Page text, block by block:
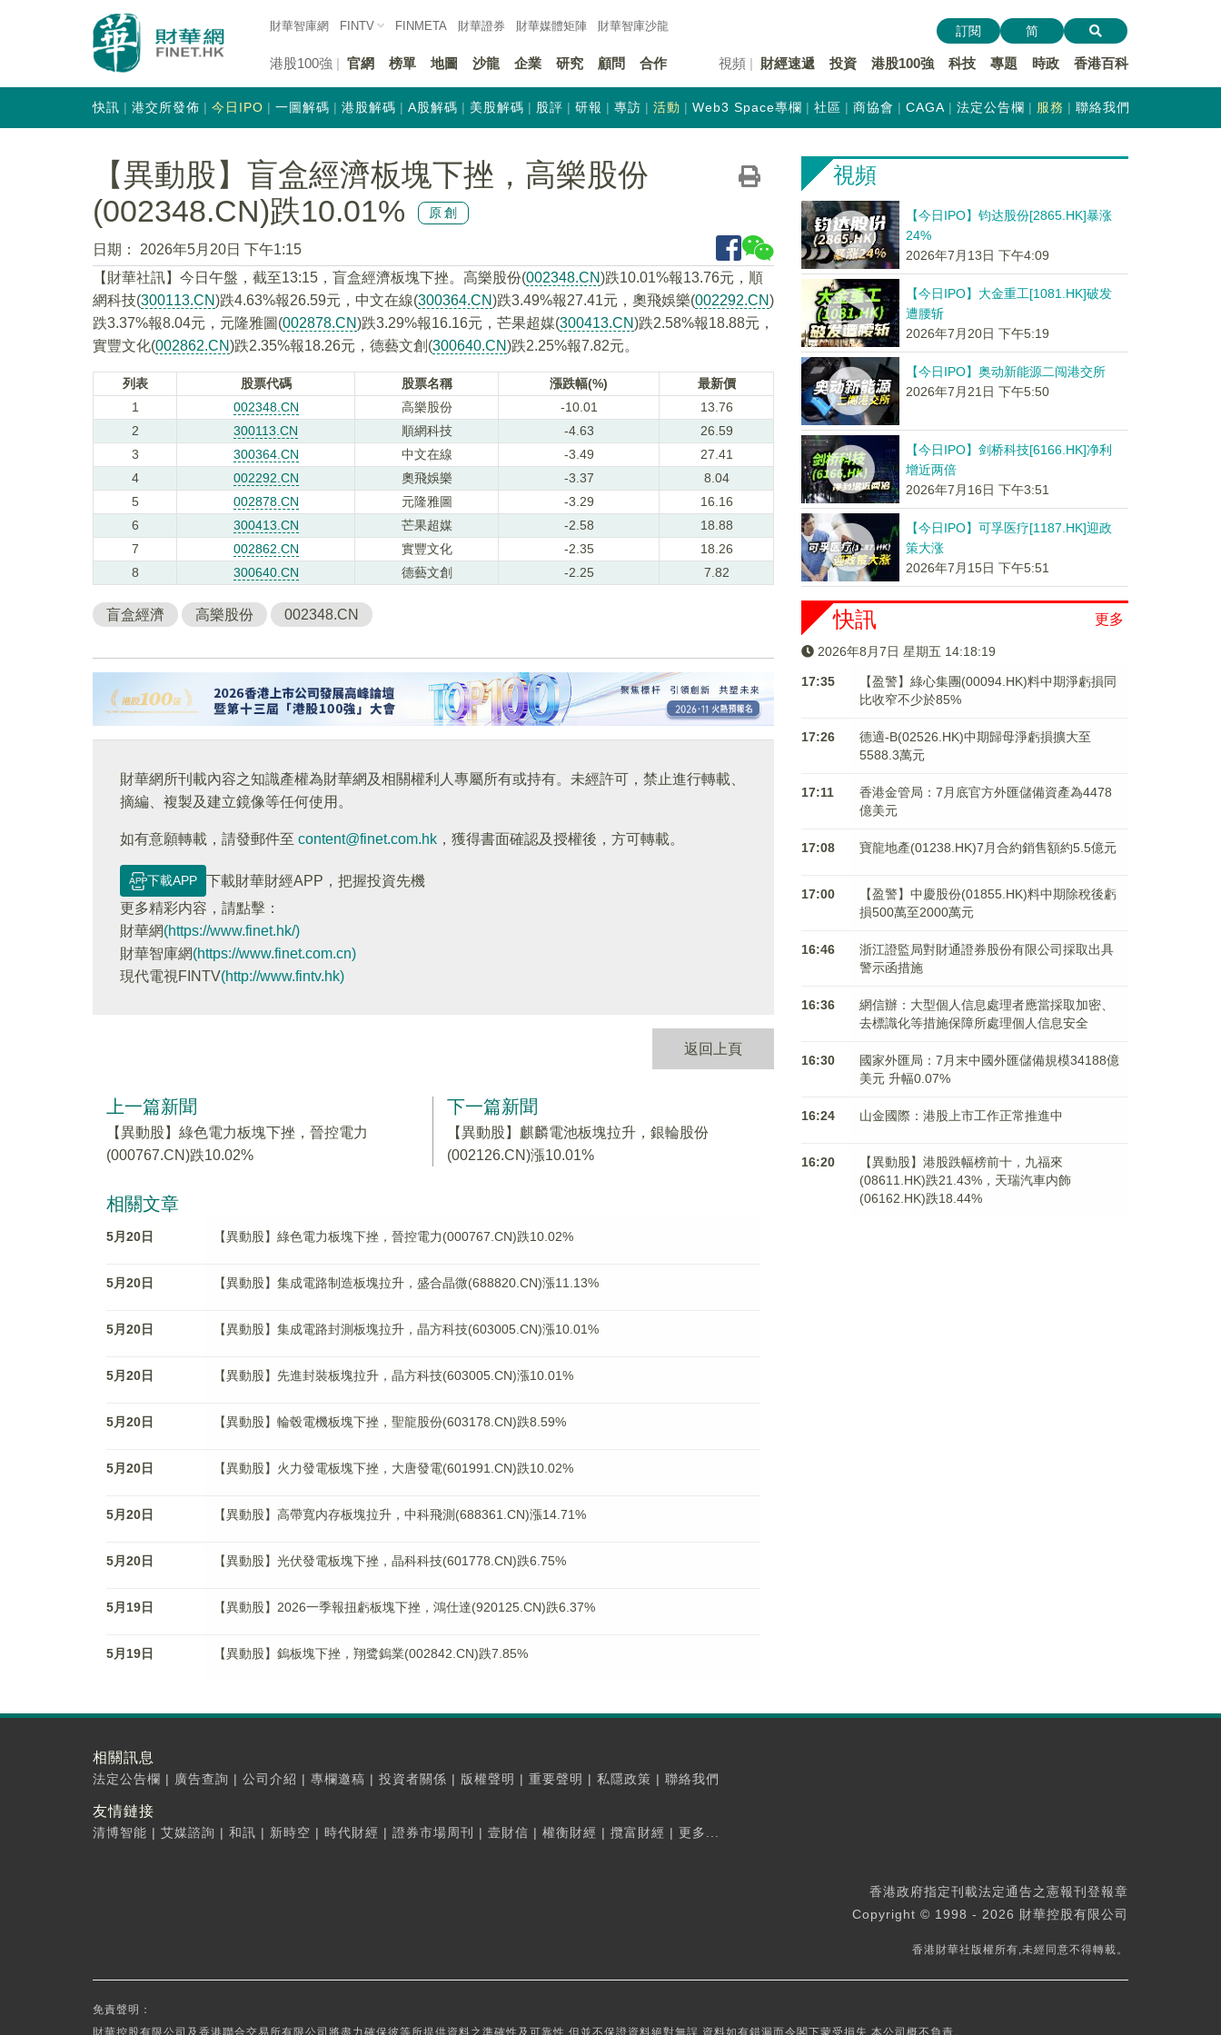
財華智庫網 FINTV FINMETA 財華證券 財華媒體矩陣 財華智庫沙龍
港股100強 官網 榜單 地圖 沙龍 企業 研究 顧問 合作 視頻 財經速遞 投資 港股100強 科技 專題 時政 香港百科
訂閱 简
快訊 港交所發佈 今日IPO 一圖解碼 港股解碼 A股解碼 美股解碼 股評 研報 專訪 活動 Web3 Space專欄 社區 商協會 CAGA 法定公告欄 服務 聯絡我們
【異動股】盲盒經濟板塊下挫，高樂股份
(002348.CN)跌10.01%
原創
日期：
2026年5月20日 下午1:15
【財華社訊】今日午盤，截至13:15，盲盒經濟板塊下挫。高樂股份(002348.CN)跌10.01%報13.76元，順
網科技(300113.CN)跌4.63%報26.59元，中文在線(300364.CN)跌3.49%報27.41元，奧飛娛樂(002292.CN)
跌3.37%報8.04元，元隆雅圖(002878.CN)跌3.29%報16.16元，芒果超媒(300413.CN)跌2.58%報18.88元，
實豐文化(002862.CN)跌2.35%報18.26元，德藝文創(300640.CN)跌2.25%報7.82元。
列表 股票代碼 股票名稱 漲跌幅(%)
最新價
1
002348.CN 高樂股份 -10.01
13.76
2
300113.CN 順網科技 -4.63
26.59
3
300364.CN 中文在線 -3.49
27.41
4
002292.CN 奧飛娛樂 -3.37
8.04
5
002878.CN 元隆雅圖 -3.29
16.16
6
300413.CN 芒果超媒 -2.58
18.88
7
002862.CN 實豐文化 -2.35
18.26
8
300640.CN 德藝文創 -2.25 7.82
盲盒經濟 高樂股份 002348.CN
財華網所刊載內容之知識產權為財華網及相關權利人專屬所有或持有。未經許可，禁止進行轉載、
摘編、複製及建立鏡像等任何使用。
如有意願轉載，請發郵件至 content@finet.com.hk ，獲得書面確認及授權後，方可轉載。
下載APP
下載財華財經APP，把握投資先機
更多精彩内容，請點擊：
財華網(https://www.finet.hk/)
財華智庫網(https://www.finet.com.cn)
現代電視FINTV(http://www.fintv.hk)
返回上頁
上一篇新聞
【異動股】綠色電力板塊下挫，晉控電力
(000767.CN)跌10.02%
下一篇新聞
【異動股】麒麟電池板塊拉升，銀輪股份
(002126.CN)漲10.01%
相關文章
5月20日 【異動股】綠色電力板塊下挫，晉控電力(000767.CN)跌10.02%
5月20日 【異動股】集成電路制造板塊拉升，盛合晶微(688820.CN)漲11.13%
5月20日 【異動股】集成電路封測板塊拉升，晶方科技(603005.CN)漲10.01%
5月20日 【異動股】先進封裝板塊拉升，晶方科技(603005.CN)漲10.01%
5月20日 【異動股】輪毂電機板塊下挫，聖龍股份(603178.CN)跌8.59%
5月20日 【異動股】火力發電板塊下挫，大唐發電(601991.CN)跌10.02%
5月20日 【異動股】高帶寬内存板塊拉升，中科飛測(688361.CN)漲14.71%
5月20日 【異動股】光伏發電板塊下挫，晶科科技(601778.CN)跌6.75%
5月19日 【異動股】2026一季報扭虧板塊下挫，鴻仕達(920125.CN)跌6.37%
5月19日 【異動股】鎢板塊下挫，翔鹭鎢業(002842.CN)跌7.85%
視頻
【今日IPO】钧达股份[2865.HK]暴涨
24%
2026年7月13日 下午4:09
【今日IPO】大金重工[1081.HK]破发
遭腰斩
2026年7月20日 下午5:19
【今日IPO】奥动新能源二闯港交所
2026年7月21日 下午5:50
【今日IPO】剑桥科技[6166.HK]净利
增近两倍
2026年7月16日 下午3:51
【今日IPO】可孚医疗[1187.HK]迎政
策大涨
2026年7月15日 下午5:51
更多
快訊
2026年8月7日 星期五 14:18:19
17:35
【盈警】綠心集團(00094.HK)料中期淨虧損同
比收窄不少於85%
17:26
德適-B(02526.HK)中期歸母淨虧損擴大至
5588.3萬元
17:11
香港金管局：7月底官方外匯儲備資產為4478
億美元
17:08 寶龍地產(01238.HK)7月合約銷售額約5.5億元
17:00
【盈警】中慶股份(01855.HK)料中期除稅後虧
損500萬至2000萬元
16:46
浙江證監局對財通證券股份有限公司採取出具
警示函措施
16:36
網信辦：大型個人信息處理者應當採取加密、
去標識化等措施保障所處理個人信息安全
16:30
國家外匯局：7月末中國外匯儲備規模34188億
美元 升幅0.07%
16:24 山金國際：港股上市工作正常推進中
16:20
【異動股】港股跌幅榜前十，九福來
(08611.HK)跌21.43%，天瑞汽車内飾
(06162.HK)跌18.44%
相關訊息
法定公告欄 | 廣告查詢 | 公司介紹 | 專欄邀稿 | 投資者關係 | 版權聲明 | 重要聲明 | 私隱政策 | 聯絡我們
友情鏈接
清博智能 | 艾媒諮詢 | 和訊 | 新時空 | 時代財經 | 證券市場周刊 | 壹財信 | 權衡財經 | 攬富財經 | 更多...
香港政府指定刊載法定通告之憲報刊登報章
Copyright © 1998 - 2026 財華控股有限公司
香港財華社版權所有,未經同意不得轉載。
免責聲明：